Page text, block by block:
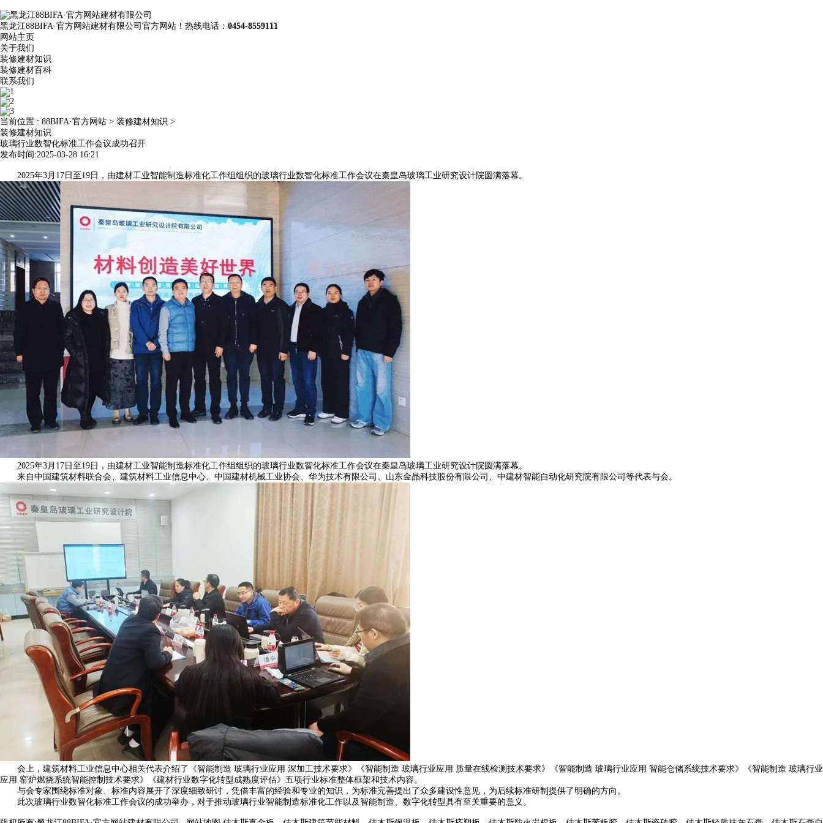
黑龙江88BIFA·官方网站建材有限公司官方网站！热线电话： 0454-8559111
网站主页
关于我们
装修建材知识
装修建材百科
联系我们
当前位置 : 88BIFA·官方网站 > 装修建材知识 >
装修建材知识
玻璃行业数智化标准工作会议成功召开
发布时间:2025-03-28 16:21
2025年3月17日至19日，由建材工业智能制造标准化工作组组织的玻璃行业数智化标准工作会议在秦皇岛玻璃工业研究设计院圆满落幕。
2025年3月17日至19日，由建材工业智能制造标准化工作组组织的玻璃行业数智化标准工作会议在秦皇岛玻璃工业研究设计院圆满落幕。
来自中国建筑材料联合会、建筑材料工业信息中心、中国建材机械工业协会、华为技术有限公司、山东金晶科技股份有限公司、中建材智能自动化研究院有限公司等代表与会。
会上，建筑材料工业信息中心相关代表介绍了《智能制造 玻璃行业应用 深加工技术要求》《智能制造 玻璃行业应用 质量在线检测技术要求》《智能制造 玻璃行业应用 智能仓储系统技术要求》《智能制造 玻璃行业
应用 窑炉燃烧系统智能控制技术要求》《建材行业数字化转型成熟度评估》五项行业标准整体框架和技术内容。
与会专家围绕标准对象、标准内容展开了深度细致研讨，凭借丰富的经验和专业的知识，为标准完善提出了众多建设性意见，为后续标准研制提供了明确的方向。
此次玻璃行业数智化标准工作会议的成功举办，对于推动玻璃行业智能制造标准化工作以及智能制造、数字化转型具有至关重要的意义。